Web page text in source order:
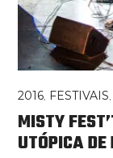
2016 FESTIVAIS
MISTY
UTÓPICA